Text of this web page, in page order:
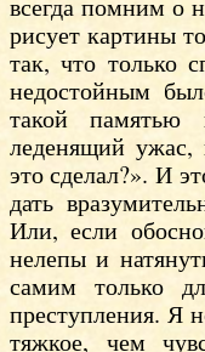
всегда помним о
рисует картины
так, что только
недостойным
такой
леденящий ужас,
это сделал?». И
дать
Или, если
нелепы и
самим только
преступления. Я
тяжкое, чем